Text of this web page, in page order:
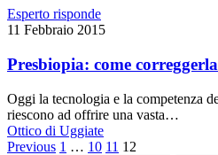
Esperto risponde
11 Febbraio 2015
Presbiopia: come correggerla
Oggi la tecnologia e la competenza
riescono ad offrire una vasta…
Ottico di Uggiate
Previous 1 … 10 11 12